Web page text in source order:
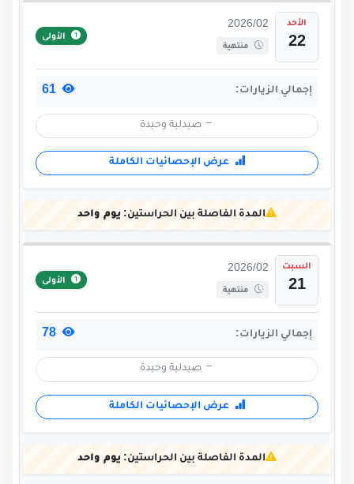
الأحد
22
2026/02
منتهية
الأولى
إجمالي الزيارات:
صيدلية وحيدة
عرض الإحصائيات الكاملة
المدة الفاصلة بين الحراستين: يوم واحد
السبت
21
2026/02
منتهية
الأولى
إجمالي الزيارات:
صيدلية وحيدة
عرض الإحصائيات الكاملة
المدة الفاصلة بين الحراستين: يوم واحد